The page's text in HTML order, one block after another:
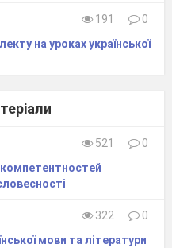
191
0
на уроках української
521
0
322
0
мови та літератури